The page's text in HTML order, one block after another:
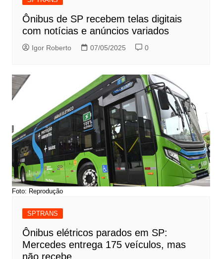
Ônibus de SP recebem telas digitais
com notícias e anúncios variados
Igor Roberto 07/05/2025 0
Foto: Reprodução
SPTRANS
Ônibus elétricos parados em SP:
Mercedes entrega 175 veículos, mas
não recebe